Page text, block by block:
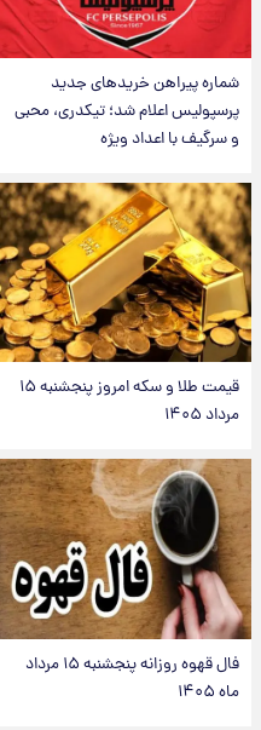
شماره پیراهن خریدهای جدید
پرسپولیس اعلام شد؛ تیکدری، محبی
و سرگیف با اعداد ویژه
قیمت طلا و سکه امروز پنجشنبه ۱۵
مرداد ۱۴۰۵
فال قهوه روزانه پنجشنبه ۱۵ مرداد
ماه ۱۴۰۵